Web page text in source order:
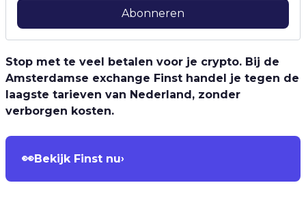
Abonneren
Stop met te veel betalen voor je crypto. Bij de
Amsterdamse exchange Finst handel je tegen de
laagste tarieven van Nederland, zonder
verborgen kosten.
👀Bekijk Finst nu›